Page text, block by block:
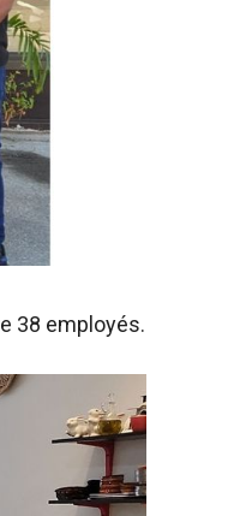
38 employés.